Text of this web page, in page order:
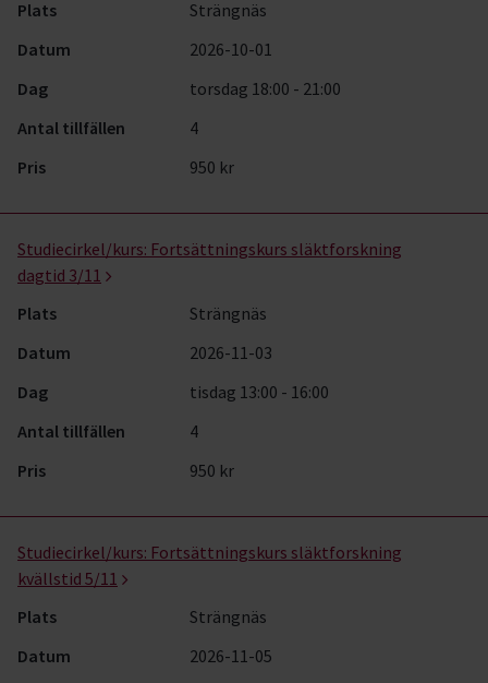
Plats
Strängnäs
Datum
2026-10-01
Dag
torsdag 18:00 - 21:00
Antal tillfällen
4
Pris
950 kr
Studiecirkel/kurs: Fortsättningskurs släktforskning
dagtid 3/11
Plats
Strängnäs
Datum
2026-11-03
Dag
tisdag 13:00 - 16:00
Antal tillfällen
4
Pris
950 kr
Studiecirkel/kurs: Fortsättningskurs släktforskning
kvällstid 5/11
Plats
Strängnäs
Datum
2026-11-05